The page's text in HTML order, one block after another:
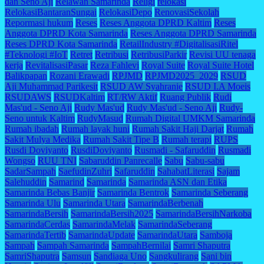
RelokasiBantaranSungai RelokasiDepo RenovasiSekolah
Repormasi hukum Reses Reses Anggota DPRD Kaltim Reses
Anggota DPRD Kota Samarinda Reses Anggota DPRD Samarinda
Reses DPRD Kota Samarinda RetailIndustry #DigitalisasiRitel
#Teknologi #IoT Retret Retribusi RetribusiParkir Revisi UU tenaga
kerja RevitalisasiPasar Reza Fahlevi Royal Suite Royal Suite Hotel
Balikpapan Rozani Erawadi RPJMD RPJMD2025_2029 RSUD
Aji Muhammad Parikesit RSUD AW Syahranie RSUD I.A Moeis
RSUDAWS RSUDKaltim RT/RW Aktif Ruang Publik Rudi
Mas'ud - Seno Aji Rudy Mas'ud Rudy Mas'ud - Seno Aji Rudy-
Seno untuk Kaltim RudyMasud Rumah Digital UMKM Samarinda
Rumah ibadah Rumah layak huni Rumah Sakit Haji Darjat Rumah
Sakit Mulya Medika Rumah Sakit Tipe B Rumah terapi RUPS
Rusdi Doviyanto RusdiDoviyanto Rusmadi - Safaruddin Rusmadi
Wongso RUU TNI Sabaruddin Panrecalle Sabu Sabu-sabu
SadarSampah SaefudinZuhri Safaruddin SahabatLiterasi Sajam
Salehuddin Samarind Samarinda Samarinda ASN dan Etika
Samarinda Bebas Banjir Samarinda Bentrok Samarinda Seberang
Samarinda Ulu Samarinda Utara SamarindaBerbenah
SamarindaBersih SamarindaBersih2025 SamarindaBersihNarkoba
SamarindaCerdas SamarindaMelak SamarindaSeberang
SamarindaTertib SamarindaUpdate SamarindaUtara Samboja
Sampah Sampah Samarinda SampahBernilai Samri Shaputra
SamriShaputra Samsun Sandiaga Uno Sangkulirang Sani bin